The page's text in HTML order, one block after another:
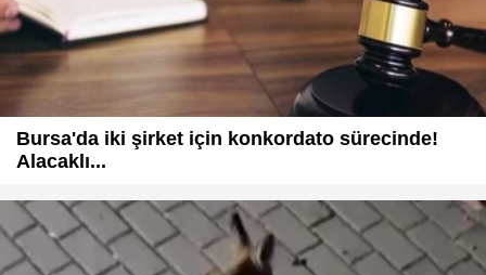
Bursa'da iki şirket için konkordato sürecinde!
Alacaklı...